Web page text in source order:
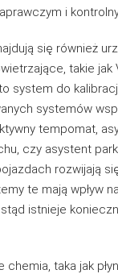
i
się również
takie jak
system do
systemów
tempomat,
czy asystent
rozwijają
te mają wpływ na
istnieje
chemia, taka jak